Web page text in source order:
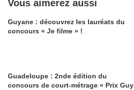
Vous aimerez aussi
Guyane : découvrez les lauréats du
concours « Je filme » !
Guadeloupe : 2nde édition du
concours de court-métrage « Prix Guy